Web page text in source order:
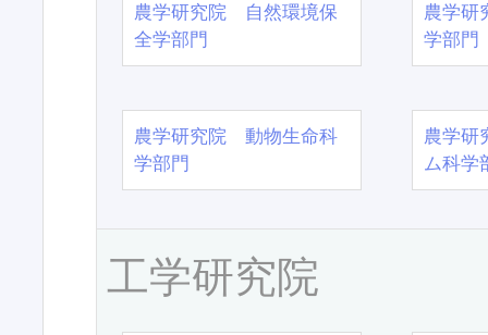
農学研究院 自然環境保
全学部門
農学
学部門
農学研究院 動物生命科
学部門
農学
ム科学
工学研究院